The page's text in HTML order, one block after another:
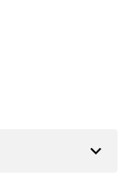
expand_more